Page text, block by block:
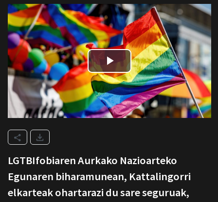
LGTBIfobiaren Aurkako Nazioarteko
Egunaren biharamunean, Kattalingorri
elkarteak ohartarazi du sare seguruak,